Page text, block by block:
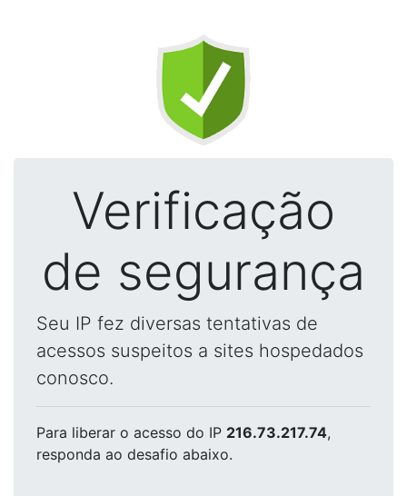
Verificação
de segurança
Seu IP fez diversas tentativas de
acessos suspeitos a sites hospedados
conosco.
Para liberar o acesso do IP 216.73.217.74,
responda ao desafio abaixo.